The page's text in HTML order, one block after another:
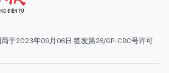
于2023年09月06日 签发第26/GP-CBC号许可